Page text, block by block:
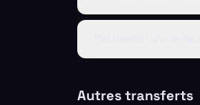
Autres transferts